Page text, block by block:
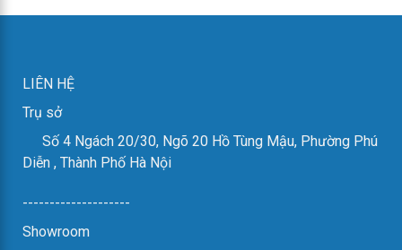
LIÊN HỆ
Trụ sở
Số 4 Ngách 20/30, Ngõ 20 Hồ Tùng Mậu, Phường Phú
Diễn , Thành Phố Hà Nội
--------------------
Showroom